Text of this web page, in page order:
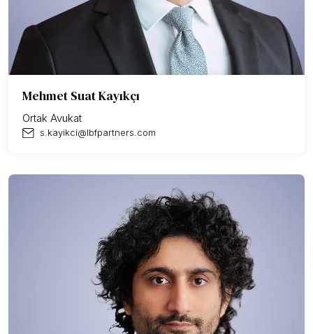
Mehmet Suat Kayıkçı
Ortak Avukat
s.kayikci@lbfpartners.com